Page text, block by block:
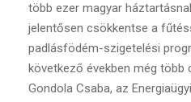
több ezer magyar
jelentősen csökkentse a
padlásfödém-szigetelési
következő években még több
Gondola Csaba, az